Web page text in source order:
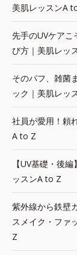
美肌レッスンA
先手のUVケア
び方｜美肌レッ
そのパフ、雑菌
ック｜美肌レッ
社員が愛用！頼
A to Z
【UV基礎・後
ッスンA to Z
紫外線から鉄壁
スメイク・ファ
Z